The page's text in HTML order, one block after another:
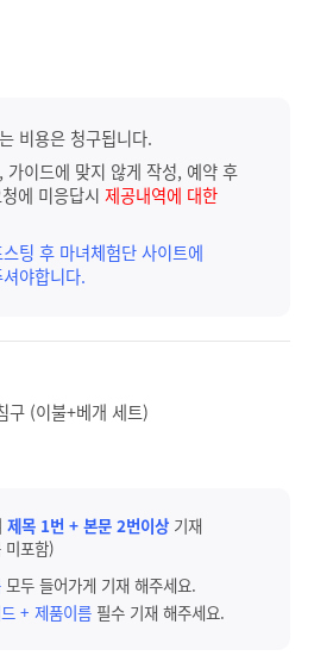
비용은 청구됩니다.
이드에 맞지 않게 작성, 예약 후
에 미응답시 제공내역에 대한
팅 후 마녀체험단 사이트에
야합니다.
구 (이불+베개 세트)
제목 1번 + 본문 2번이상 기재
포함)
모두 들어가게 기재 해주세요.
+ 제품이름 필수 기재 해주세요.